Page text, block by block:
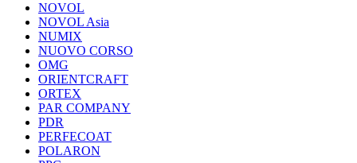
NOVOL
NOVOL Asia
NUMIX
NUOVO CORSO
OMG
ORIENTCRAFT
ORTEX
PAR COMPANY
PDR
PERFECOAT
POLARON